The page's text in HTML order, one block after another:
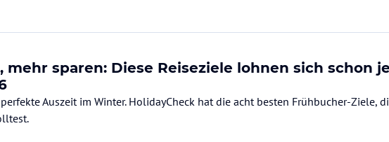
mehr sparen: Diese Reiseziele lohnen sich schon
Auszeit im Winter. HolidayCheck hat die acht besten Frühbucher-Ziele,